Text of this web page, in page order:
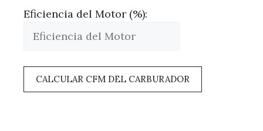
Eficiencia del Motor (%):
CALCULAR CFM DEL CARBURADOR